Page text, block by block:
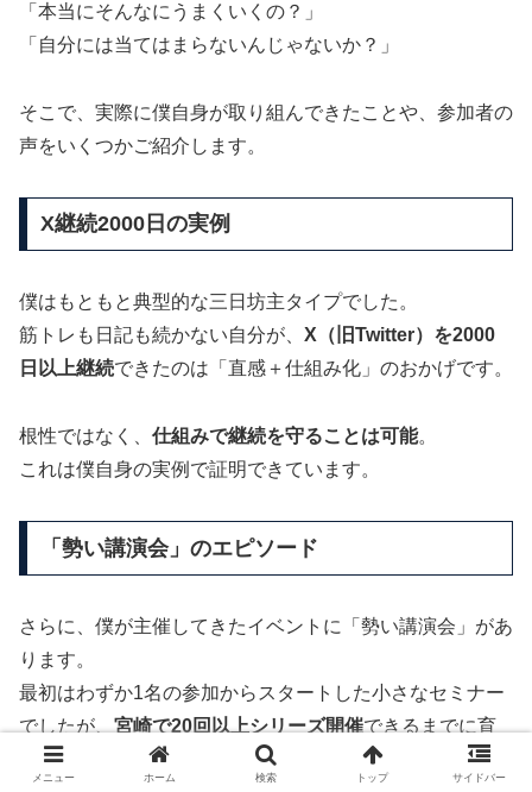
「本当にそんなにうまくいくの？」
「自分には当てはまらないんじゃないか？」
そこで、実際に僕自身が取り組んできたことや、参加者の
声をいくつかご紹介します。
X継続2000日の実例
僕はもともと典型的な三日坊主タイプでした。
筋トレも日記も続かない自分が、 X（旧Twitter）を2000
日以上継続できたのは「直感＋仕組み化」のおかげです。
根性ではなく、 仕組みで継続を守ることは可能。
これは僕自身の実例で証明できています。
「勢い講演会」のエピソード
さらに、僕が主催してきたイベントに「勢い講演会」があ
ります。
最初はわずか1名の参加からスタートした小さなセミナー
でしたが、宮崎で20回以上シリーズ開催できるまでに育
ちました。
メニュー ホーム 検索 トップ サイドバー